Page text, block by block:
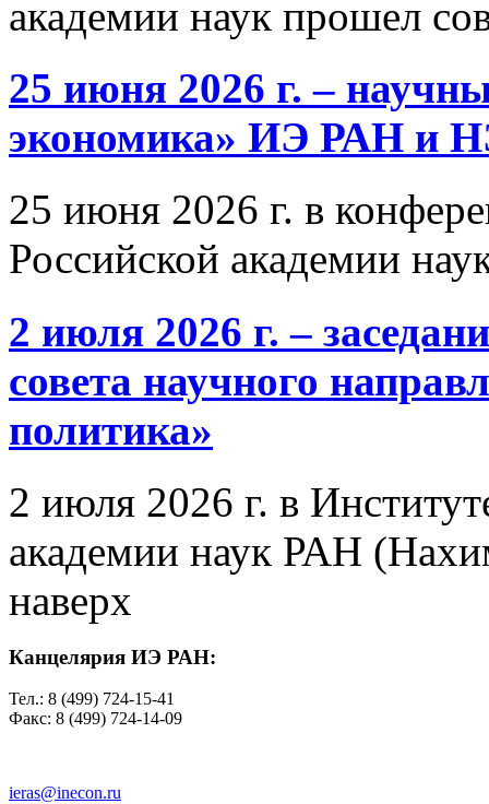
академии наук прошел
25 июня 2026 г. –
экономика» ИЭ РАН и
25 июня 2026 г. в
Российской академии
2 июля 2026 г. –
совета научного
политика»
2 июля 2026 г. в
академии наук РАН
наверх
Канцелярия ИЭ РАН:
Тел.: 8 (499) 724-15-41
Факс: 8 (499) 724-14-09
ieras@inecon.ru